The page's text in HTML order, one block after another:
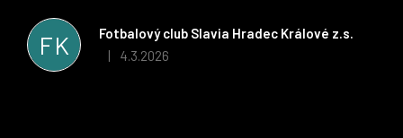
FK
Fotbalový club Slavia Hradec Králové z.s.
Hodnocení obchodu je 5 z 5 hvězdiček.
| 4.3.2026
stran. Věříme, že v tomto duchu bude spolupráce pokračovat
i nadále, nyní už začínáme řešit i první sady dresů ;)